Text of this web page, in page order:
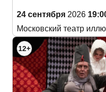
24 сентября 2026
Московский театр
12+